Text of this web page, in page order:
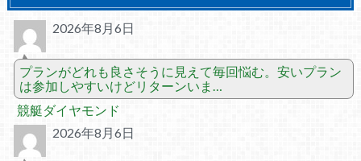
2026年8月6日
プランがどれも良さそうに見えて毎回悩む。安いプラン
は参加しやすいけどリターンいま…
競艇ダイヤモンド
2026年8月6日